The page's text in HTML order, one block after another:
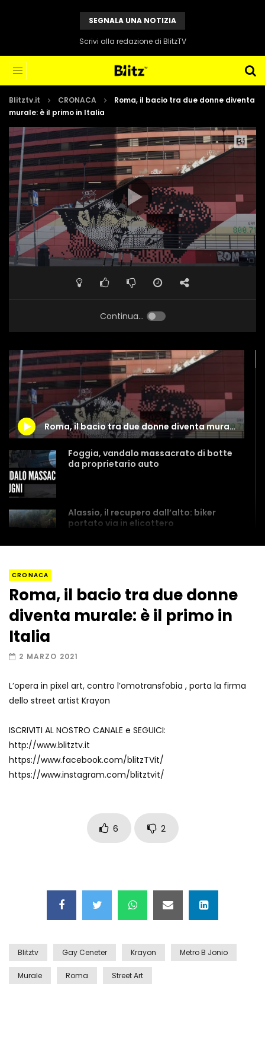
SEGNALA UNA NOTIZIA
Scrivi alla redazione di BlitzTV
Blitztv.it CRONACA
Roma, il bacio tra due donne diventa
murale: è il primo in Italia
Continua...
Roma, il bacio tra due donne diventa murale: è il primo in Italia
Foggia, vandalo massacrato di botte
da proprietario auto
Alassio, il recupero dall’alto: biker
portato via in elicottero
Roma, la metro C diventa un museo:
ecco cosa c’è nelle nuove stazioni
Lucca, blitz della Finanza nello studio
medico abusivo
showroom
brillare
Auto contromano a Napoli: il caos dopo
CRONACA
Roma, il bacio tra due donne
diventa murale: è il primo in
Italia
2 MARZO 2021
L’opera in pixel art, contro l’omotransfobia , porta la firma
dello street artist Krayon
ISCRIVITI AL NOSTRO CANALE e SEGUICI:
http://www.blitztv.it
https://www.facebook.com/blitzTVit/
https://www.instagram.com/blitztvit/
6 2
Blitztv Gay Ceneter Krayon Metro B Jonio
Murale Roma Street Art